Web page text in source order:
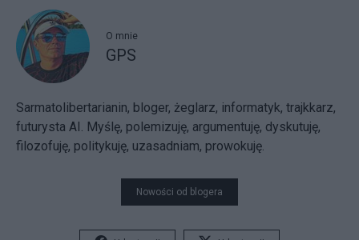
O mnie
GPS
Sarmatolibertarianin, bloger, żeglarz, informatyk, trajkkarz,
futurysta AI. Myślę, polemizuję, argumentuję, dyskutuję,
filozofuję, politykuję, uzasadniam, prowokuję.
Nowości od blogera